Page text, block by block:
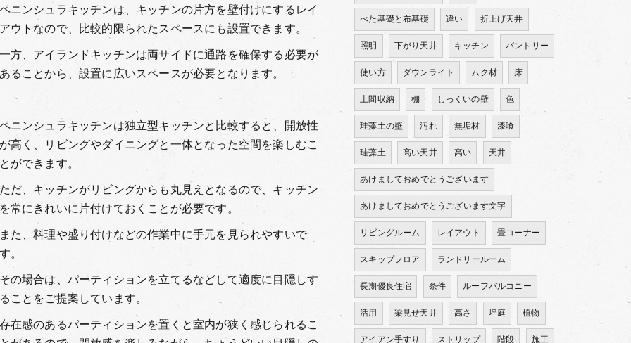
ニンシュラキッチンは、キッチンの片方を壁付けにするレイ
ウトなので、比較的限られたスペースにも設置できます。
方、アイランドキッチンは両サイドに通路を確保する必要が
ることから、設置に広いスペースが必要となります。
ニンシュラキッチンは独立型キッチンと比較すると、開放性
高く、リビングやダイニングと一体となった空間を楽しむこ
ができます。
だ、キッチンがリビングからも丸見えとなるので、キッチン
常にきれいに片付けておくことが必要です。
た、料理や盛り付けなどの作業中に手元を見られやすいで
。
の場合は、パーティションを立てるなどして適度に目隠しす
ことをご提案しています。
在感のあるパーティションを置くと室内が狭く感じられるこ
べた基礎と布基礎
違い
折上げ天井
照明
下がり天井 キッチン
パントリー
使い方
ダウンライト ムク材
床
土間収納
棚 しっくいの壁
色
珪藻土の壁
汚れ 無垢材
漆喰
珪藻土
高い天井 高い
天井
あけましておめでとうございます
あけましておめでとうございます文字
リビングルーム
レイアウト
畳コーナー
スキップフロア
ランドリールーム
長期優良住宅
条件
ルーフバルコニー
活用
梁見せ天井 高さ 坪庭
植物
アイアン手すり
ストリップ 階段
施工